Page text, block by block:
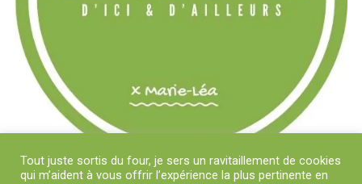
Tout juste sortis du four, je sers un ravitaillement de cookies
qui m’aident à vous offrir l’expérience la plus pertinente en